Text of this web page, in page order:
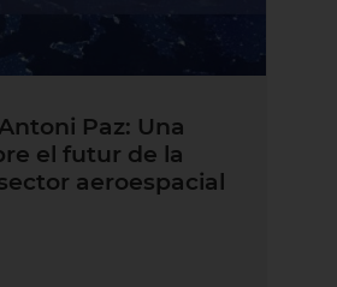
Paz: Una
el futur de la
aeroespacial